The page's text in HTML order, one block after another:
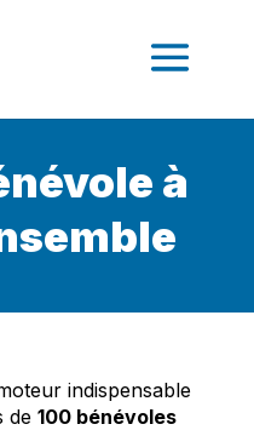
à
indispensable
de 100 bénévoles